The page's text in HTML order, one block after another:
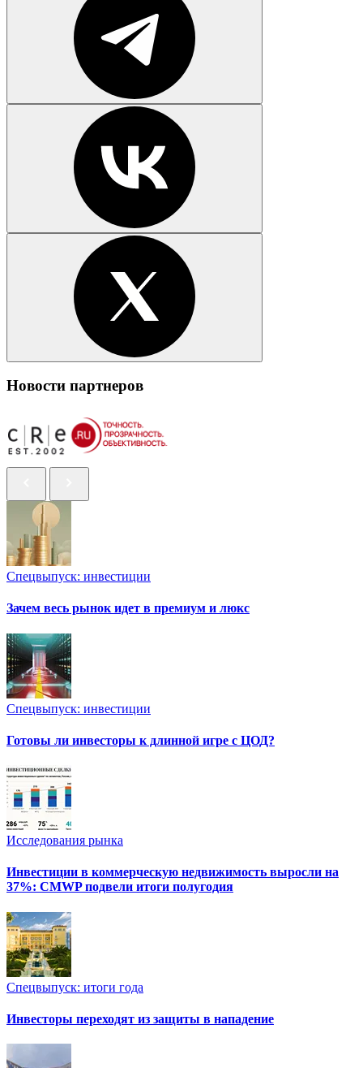
Новости партнеров
Спецвыпуск: инвестиции
Зачем весь рынок идет в премиум и люкс
Спецвыпуск: инвестиции
Готовы ли инвесторы к длинной игре с ЦОД?
Исследования рынка
Инвестиции в коммерческую недвижимость выросли на
37%: CMWP подвели итоги полугодия
Спецвыпуск: итоги года
Инвесторы переходят из защиты в нападение